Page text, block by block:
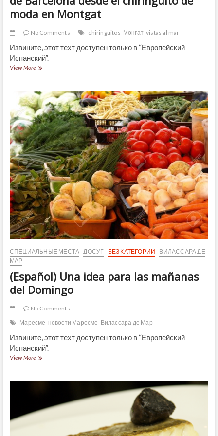
moda en Montgat
No Comments chiringuitos Монгат vistas al mar
Извините, этот техт доступен только в “Европейский
Испанский”.
View More(Español)
del
mar
y
de
Barcelona
desde
el
chiringuito
de
moda
en
Montgat
СПЕЦИАЛЬНЫЕ МЕСТА ДОСУГ БЕЗ КАТЕГОРИИ
ВИЛАССАРА ДЕ
МАР
(Español) Una idea para las mañanas
del Domingo
No Comments
Маресме новости Маресме Вилассара де Мар
Извините, этот техт доступен только в “Европейский
Испанский”.
View More(Español)
del